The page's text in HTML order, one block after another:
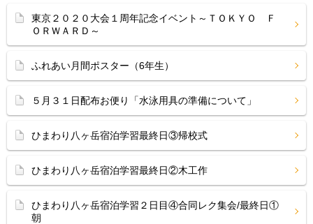
東京２０２０大会１周年記念イベント～ＴＯＫＹＯ Ｆ
ＯＲＷＡＲＤ～
ふれあい月間ポスター（6年生）
５月３１日配布お便り「水泳用具の準備について」
ひまわり八ヶ岳宿泊学習最終日③帰校式
ひまわり八ヶ岳宿泊学習最終日②木工作
ひまわり八ヶ岳宿泊学習２日目④合同レク集会/最終日①
朝